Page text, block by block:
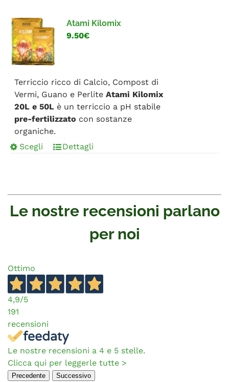
Atami Kilomix
9.50€
Terriccio ricco di Calcio, Compost di
Vermi, Guano e PerliteAtami Kilomix
20L e 50L è un terriccio a pH stabile
pre-fertilizzato con sostanze
organiche.
Scegli
Dettagli
Le nostre recensioni parlano
per noi
Ottimo
4,9/5
191
recensioni
Le nostre recensioni a 4 e 5 stelle.
Clicca qui per leggerle tutte >
Precedente Successivo